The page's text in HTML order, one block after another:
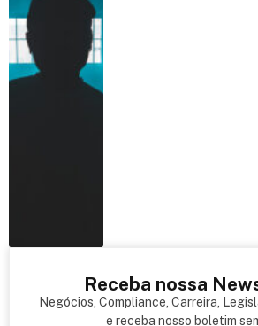
Receba nossa
Negócios, Compliance, Carreira,
e receba nosso boletim